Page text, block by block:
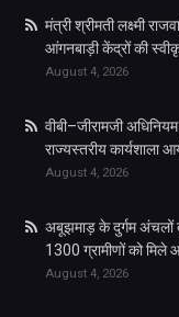
मंत्री श्रीमती लक्ष्मी
आंगनबाड़ी केंद्रों की
August 4, 2026
वीबी–जीरामजी
राज्यस्तरीय कार्यशाला
August 4, 2026
अबूझमाड़ के दुर्गम अंचलों
1300 ग्रामीणों को मिले
August 4, 2026